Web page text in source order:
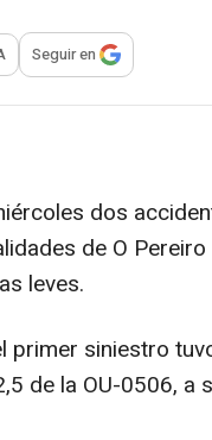
para compartir
Seguir en
dos
de O
leves.
primer siniestro
de la OU-0506, a